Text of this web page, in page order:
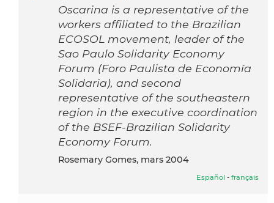
Oscarina is a representative of the
workers affiliated to the Brazilian
ECOSOL movement, leader of the
Sao Paulo Solidarity Economy
Forum (Foro Paulista de Economía
Solidaria), and second
representative of the southeastern
region in the executive coordination
of the BSEF-Brazilian Solidarity
Economy Forum.
Rosemary Gomes, mars 2004
Español - français